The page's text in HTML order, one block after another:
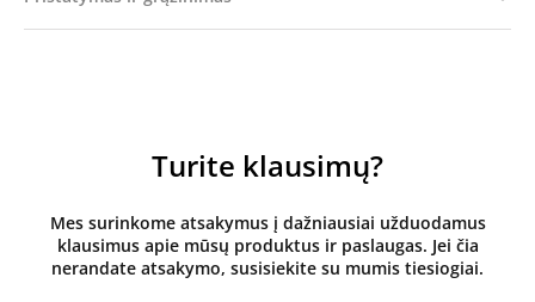
Turite klausimų?
Mes surinkome atsakymus į dažniausiai užduodamus
klausimus apie mūsų produktus ir paslaugas. Jei čia
nerandate atsakymo, susisiekite su mumis tiesiogiai.